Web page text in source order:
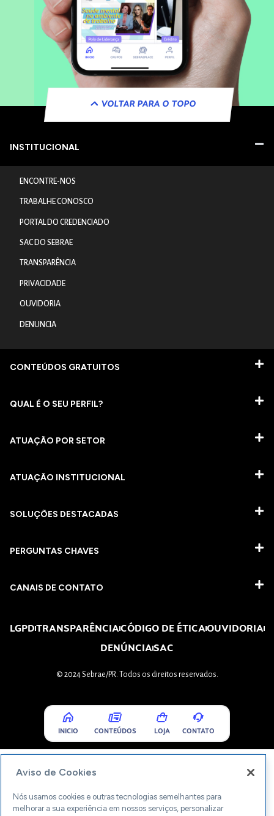
VOLTAR PARA O TOPO
INSTITUCIONAL
ENCONTRE-NOS
TRABALHE CONOSCO
PORTAL DO CREDENCIADO
SAC DO SEBRAE
TRANSPARÊNCIA
PRIVACIDADE
OUVIDORIA
DENUNCIA
CONTEÚDOS GRATUITOS
QUAL É O SEU PERFIL?
ATUAÇÃO POR SETOR
ATUAÇÃO INSTITUCIONAL
SOLUÇÕES DESTACADAS
PERGUNTAS CHAVES​
CANAIS DE CONTATO
LGPDTRANSPARÊNCIACÓDIGO DE ÉTICAOUVIDORIA
DENÚNCIASAC
© 2024 Sebrae/PR. Todos os direitos reservados.
INICIO CONTEÚDOS LOJA CONTATO
Aviso de Cookies
Nós usamos cookies e outras tecnologias semelhantes para
melhorar a sua experiência em nossos serviços, personalizar